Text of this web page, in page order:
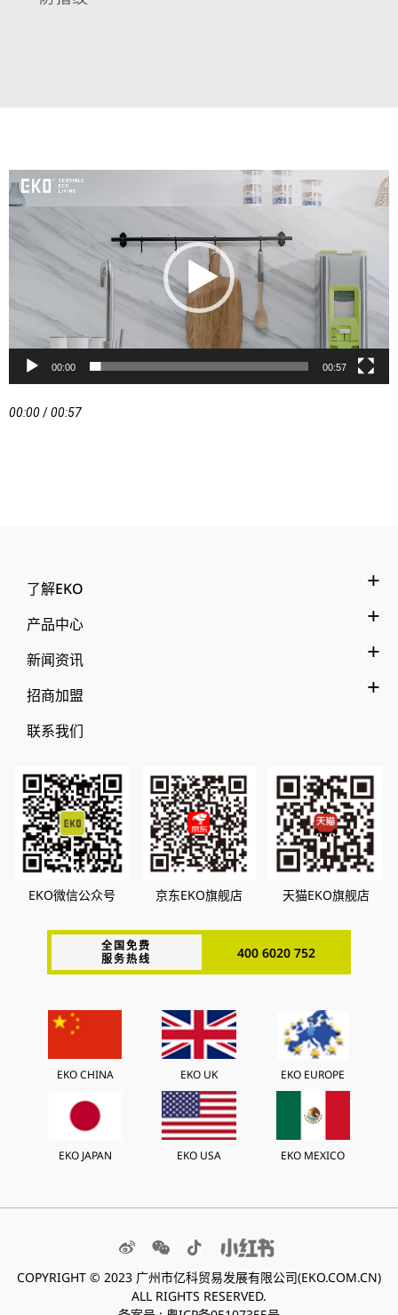
视
频
播
放
00:00 00:57
00:00/00:57
了解EKO
产品中心
新闻资讯
招商加盟
联系我们
EKO微信公众号 京东EKO旗舰店 天猫EKO旗舰店
全国免费
服务热线
400 6020 752
EKO CHINA EKO UK EKO EUROPE
EKO JAPAN EKO USA EKO MEXICO
COPYRIGHT © 2023 广州市亿科贸易发展有限公司(EKO.COM.CN)
ALL RIGHTS RESERVED.